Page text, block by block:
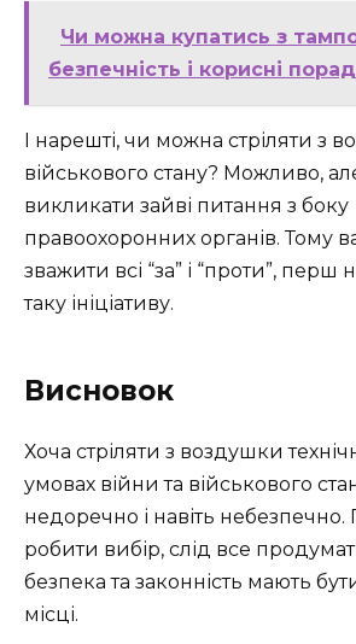
Чи можна купатись з
безпечність і корисні
І нарешті, чи можна стріляти з
військового стану? Можливо,
викликати зайві питання з боку
правоохоронних органів. Тому
зважити всі “за” і “проти”, перш
таку ініціативу.
Висновок
Хоча стріляти з воздушки
умовах війни та військового
недоречно і навіть
робити вибір, слід все
безпека та законність мають
місці.